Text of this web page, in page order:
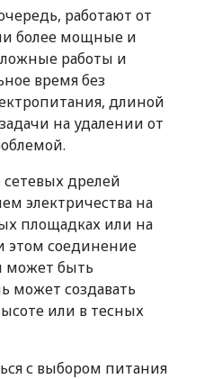
работают от
более мощные и
работы и
время без
длиной
на удалении от
дрелей
электричества на
площадках или на
этом соединение
может быть
может создавать
или в тесных
с выбором питания